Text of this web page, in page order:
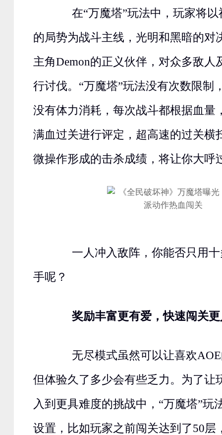
在“万魔塔”玩法中，玩家将以
的局势为战斗主线，光明和黑暗的对
主角Demon的正义伙伴，对众多敌人
行讨伐。“万魔塔”玩法没有次数限制
没有体力消耗，每次战斗都根据血量
满血过关进行评定，超高速的过关横
微操作形成的击杀成绩，将让你大呼
一人冲入敌阵，你能否只用十
手呢？
奖励丰富更有爱，快速闯关更
无尽模式虽然可以让喜欢AOE
但体验久了多少会有些乏力。为了让
入到更具难度的挑战中，“万魔塔”玩
设置，比如玩家之前闯关达到了50层